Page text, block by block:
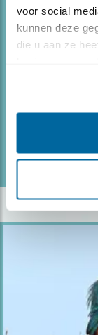
voor social
kunnen deze
die u aan ze
29.05.17Het
Na enkele
geschoten.
Door Chris van